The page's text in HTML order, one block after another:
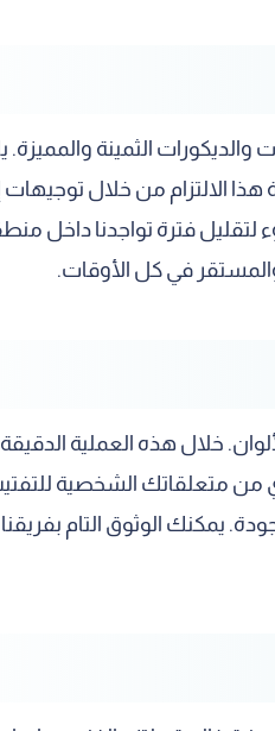
الثمينة والمميزة.
من خلال توجيهات
فترة تواجدنا داخل
في كل الأوقات.
خلال هذه العملية
الشخصية للتفتيش
يمكنك الوثوق التام